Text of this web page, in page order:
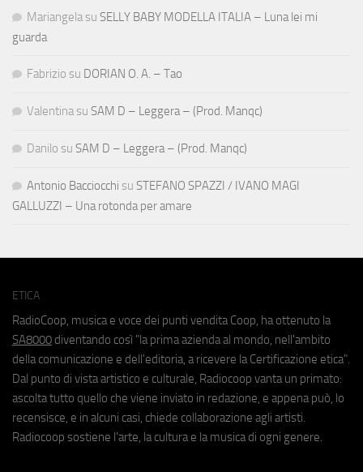
Mariangela su SELLY BABY MODELLA ITALIA – Luna lei mi
guarda
Fabrizio su DORIAN O. A. – Tao
Valentina su SAM D – Leggera – (Prod. Manqc)
Danilo su SAM D – Leggera – (Prod. Manqc)
Antonio Bacciocchi su STEFANO SPAZZI / IVANO MAGI
GALLUZZI – Una rotonda per amare
ETICA
RadioCoop, musica e voce dei punti vendita Coop, ha ottenuto la
SA8000 diventando così "la prima azienda al mondo, nell'ambito
della comunicazione e dell'editoria, a ricevere la Certificazione etica".
Dal punto di vista artistico e culturale, Radiocoop vanta un primato:
ascolta tutto quello che viene inviato in redazione, e appena può, lo
recensisce, e in alcuni casi, chiede collaborazione agli artisti.
Radiocoop sostiene l'arte, la cultura e la musica di ogni genere.